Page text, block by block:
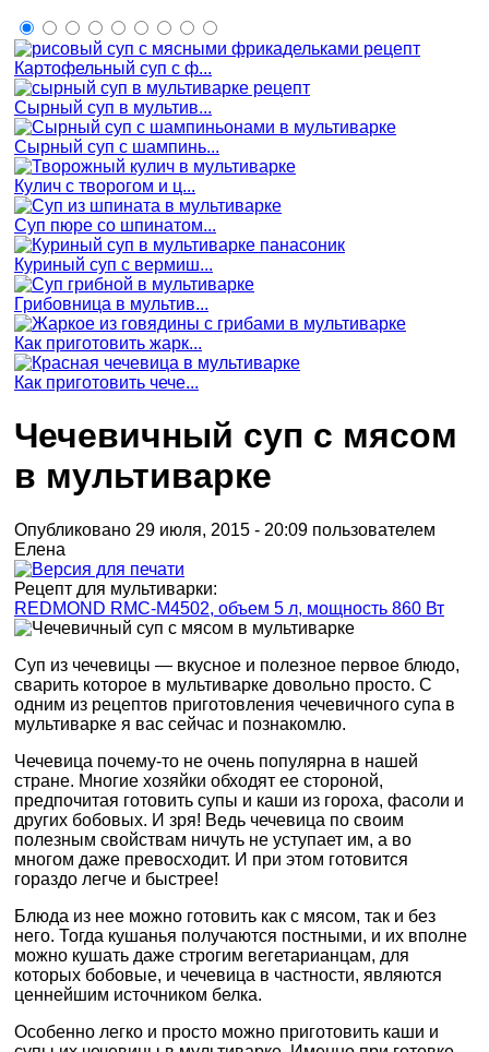
Картофельный суп с ф...
Сырный суп в мультив...
Сырный суп с шампинь...
Кулич с творогом и ц...
Суп пюре со шпинатом...
Куриный суп с вермиш...
Грибовница в мультив...
Как приготовить жарк...
Как приготовить чече...
Чечевичный суп с мясом
в мультиварке
Опубликовано 29 июля, 2015 - 20:09 пользователем
Елена
Рецепт для мультиварки:
REDMOND RMC-M4502, объем 5 л, мощность 860 Вт
Суп из чечевицы — вкусное и полезное первое блюдо,
сварить которое в мультиварке довольно просто. С
одним из рецептов приготовления чечевичного супа в
мультиварке я вас сейчас и познакомлю.
Чечевица почему-то не очень популярна в нашей
стране. Многие хозяйки обходят ее стороной,
предпочитая готовить супы и каши из гороха, фасоли и
других бобовых. И зря! Ведь чечевица по своим
полезным свойствам ничуть не уступает им, а во
многом даже превосходит. И при этом готовится
гораздо легче и быстрее!
Блюда из нее можно готовить как с мясом, так и без
него. Тогда кушанья получаются постными, и их вполне
можно кушать даже строгим вегетарианцам, для
которых бобовые, и чечевица в частности, являются
ценнейшим источником белка.
Особенно легко и просто можно приготовить каши и